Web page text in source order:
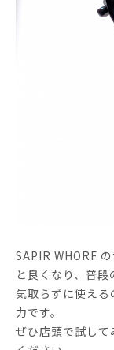
SAPIR WHORF
と良くなり、普段
気取らずに使え
力です。
ぜひ店頭で試して